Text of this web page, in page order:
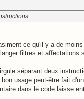
ce qu'il y a de
filtres et affectations
séparant deux
usage peut-être fait
dans le code laisse